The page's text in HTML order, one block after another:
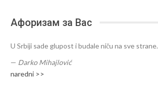
Афоризам за Вас
U Srbiji sade glupost i budale niču na sve strane.
— Darko Mihajlović
naredni >>